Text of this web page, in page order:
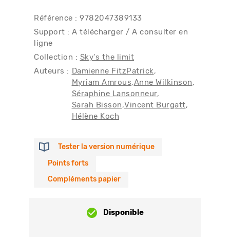
Référence : 9782047389133
Support : A télécharger / A consulter en
ligne
Collection : Sky's the limit
Auteurs : Damienne FitzPatrick
Myriam Amrous Anne Wilkinson
Séraphine Lansonneur
Sarah Bisson Vincent Burgatt
Hélène Koch
Tester la version numérique
Points forts
Compléments papier
Disponible